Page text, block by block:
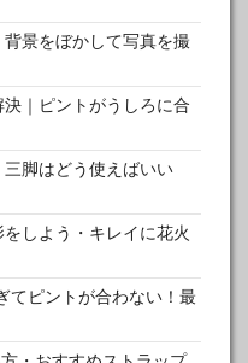
背景をぼかして写真を撮
決｜ピントがうしろに合
三脚はどう使えばいい
をしよう・キレイに花火
てピントが合わない！最